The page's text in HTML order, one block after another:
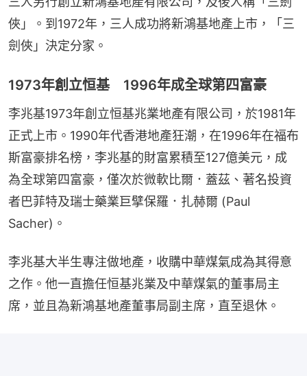
俠」。到1972年，三人成功將新鴻基地產上市，「三
劍俠」決定分家。
1973年創立恒基 1996年成全球第四富豪
李兆基1973年創立恒基兆業地產有限公司，於1981年
正式上市。1990年代香港地產狂潮，在1996年在福布
斯富豪排名榜，李兆基的財富累積至127億美元，成
為全球第四富豪，僅次於微軟比爾．蓋茲、著名投資
者巴菲特及瑞士藥業巨擘保羅．扎赫爾 (Paul
Sacher)。
李兆基大半生專注做地產，收購中華煤氣成為其得意
之作。他一直擔任恒基兆業及中華煤氣的董事局主
席，並且為新鴻基地產董事局副主席，直至退休。